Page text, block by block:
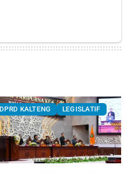
DPRD KALTENG LEGISLATIF